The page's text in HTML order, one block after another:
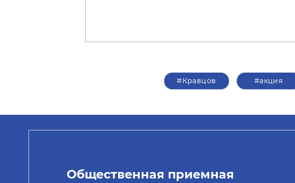
#Кравцов #акция
Общественная приемная